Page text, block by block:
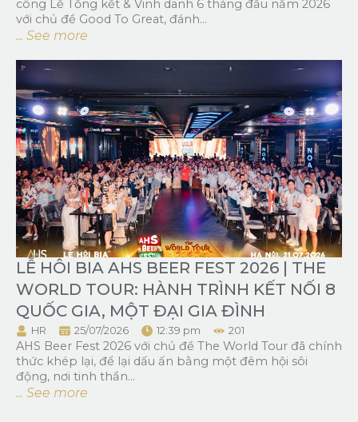
công Lễ Tổng kết & Vinh danh 6 tháng đầu năm 2026
với chủ đề Good To Great, đánh...
... See more
LỄ HÔI BIA AHS BEER FEST 2026 | THE
WORLD TOUR: HÀNH TRÌNH KẾT NỐI 8
QUỐC GIA, MỘT ĐẠI GIA ĐÌNH
HR 25/07/2026 12:39 pm 201
AHS Beer Fest 2026 với chủ đề The World Tour đã chính
thức khép lại, để lại dấu ấn bằng một đêm hội sôi
động, nơi tinh thần...
... See more